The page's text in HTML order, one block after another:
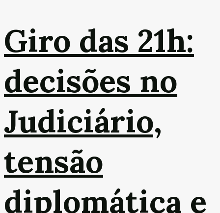
Giro das 21h:
decisões no
Judiciário,
tensão
diplomática e